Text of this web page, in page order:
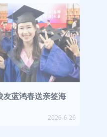
友蓝鸿春送亲签海
2026-6-26